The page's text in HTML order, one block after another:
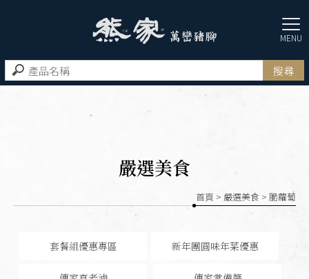
嚴選美食
首頁 > 嚴選美食 > 脆蘿蔔
套餐組優惠專區 新年團圓味年菜優惠